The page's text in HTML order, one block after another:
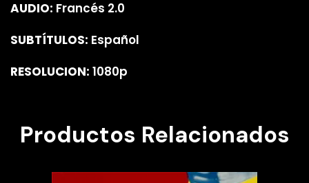
AUDIO: Francés 2.0
SUBTÍTULOS: Español
RESOLUCION: 1080p
Productos Relacionados